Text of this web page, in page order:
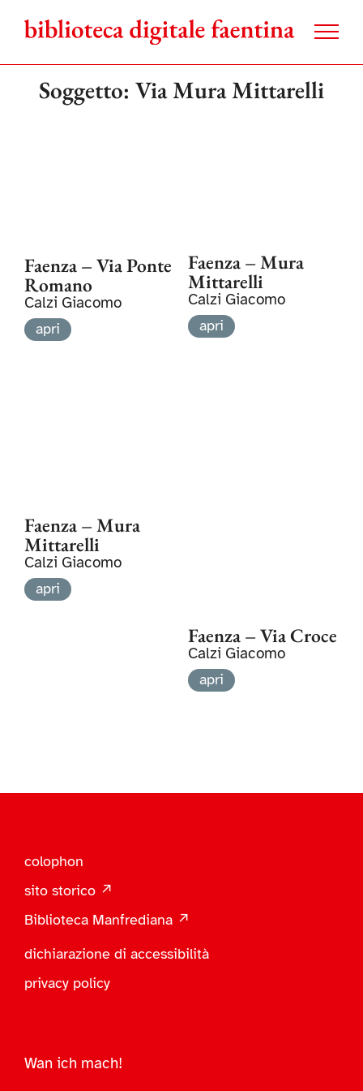
contenuto
Soggetto: Via Mura Mittarelli
Faenza – Via Ponte
Romano
Calzi Giacomo
apri
Faenza – Mura
Mittarelli
Calzi Giacomo
apri
Faenza – Mura
Mittarelli
Calzi Giacomo
apri
Faenza – Via Croce
Calzi Giacomo
apri
colophon
sito storico ↗
Biblioteca Manfrediana ↗
dichiarazione di accessibilità
privacy policy
Wan ich mach!